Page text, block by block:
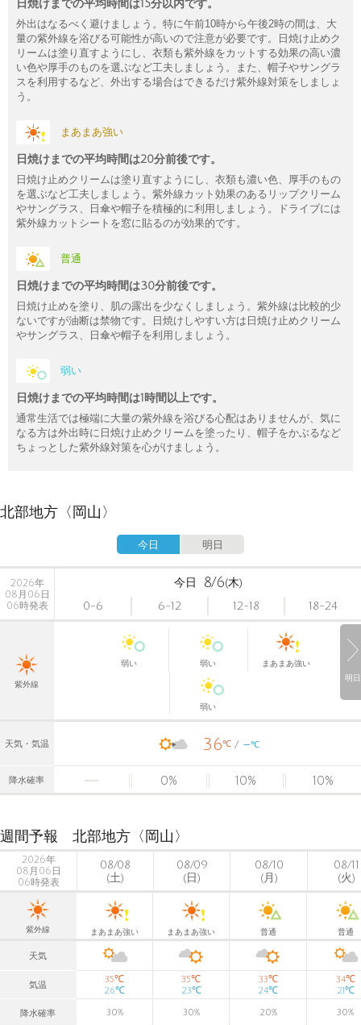
日焼けまでの平均時間は15分以内です。
外出はなるべく避けましょう。特に午前10時から午後2時の間は、大
量の紫外線を浴びる可能性が高いので注意が必要です。日焼け止めク
リームは塗り直すようにし、衣類も紫外線をカットする効果の高い濃
い色や厚手のものを選ぶなど工夫しましょう。また、帽子やサングラ
スを利用するなど、外出する場合はできるだけ紫外線対策をしましょ
う。
まあまあ強い
日焼けまでの平均時間は20分前後です。
日焼け止めクリームは塗り直すようにし、衣類も濃い色、厚手のもの
を選ぶなど工夫しましょう。紫外線カット効果のあるリップクリーム
やサングラス、日傘や帽子を積極的に利用しましょう。ドライブには
紫外線カットシートを窓に貼るのが効果的です。
普通
日焼けまでの平均時間は30分前後です。
日焼け止めを塗り、肌の露出を少なくしましょう。紫外線は比較的少
ないですが油断は禁物です。日焼けしやすい方は日焼け止めクリーム
やサングラス、日傘や帽子を利用しましょう。
弱い
日焼けまでの平均時間は1時間以上です。
通常生活では極端に大量の紫外線を浴びる心配はありませんが、気に
なる方は外出時に日焼け止めクリームを塗ったり、帽子をかぶるなど
ちょっとした紫外線対策を心がけましょう。
北部地方〈岡山〉
今日 明日
明日
2026年
08月06日
06時発表
今日 8/6(木)
0-6
6-12 12-18 18-24
紫外線
弱い 弱い まあまあ強い
弱い
天気・気温 36℃ -℃
降水確率 0% 10% 10%
週間予報 北部地方〈岡山〉
2026年
08月06日
06時発表
08/08
(土)
08/09
(日)
08/10
(月)
08/11
(火)
紫外線 まあまあ強い まあまあ強い 普通 普通
天気
気温
35℃
26℃
35℃
23℃
33℃
24℃
34℃
21℃
降水確率 30% 30% 20% 30%